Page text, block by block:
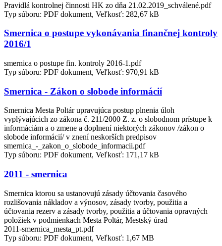
Pravidlá kontrolnej činnosti HK zo dňa 21.02.2019_schválené.pdf
Typ súboru: PDF dokument, Veľkosť: 282,67 kB
Smernica o postupe vykonávania finančnej kontroly
2016/1
smernica o postupe fin. kontroly 2016-1.pdf
Typ súboru: PDF dokument, Veľkosť: 970,91 kB
Smernica - Zákon o slobode informácií
Smernica Mesta Poltár upravujúca postup plnenia úloh
vyplývajúcich zo zákona č. 211/2000 Z. z. o slobodnom prístupe k
informáciám a o zmene a doplnení niektorých zákonov /zákon o
slobode informácií/ v znení neskorších predpisov
smernica_-_zakon_o_slobode_informacii.pdf
Typ súboru: PDF dokument, Veľkosť: 171,17 kB
2011 - smernica
Smernica ktorou sa ustanovujú zásady účtovania časového
rozlišovania nákladov a výnosov, zásady tvorby, použitia a
účtovania rezerv a zásady tvorby, použitia a účtovania opravných
položiek v podmienkach Mesta Poltár, Mestský úrad
2011-smernica_mesta_pt.pdf
Typ súboru: PDF dokument, Veľkosť: 1,67 MB